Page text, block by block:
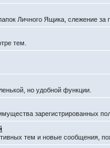
Личного Ящика, слежение
тем.
но удобной функции.
зарегистрированных
тем и новые сообщения,